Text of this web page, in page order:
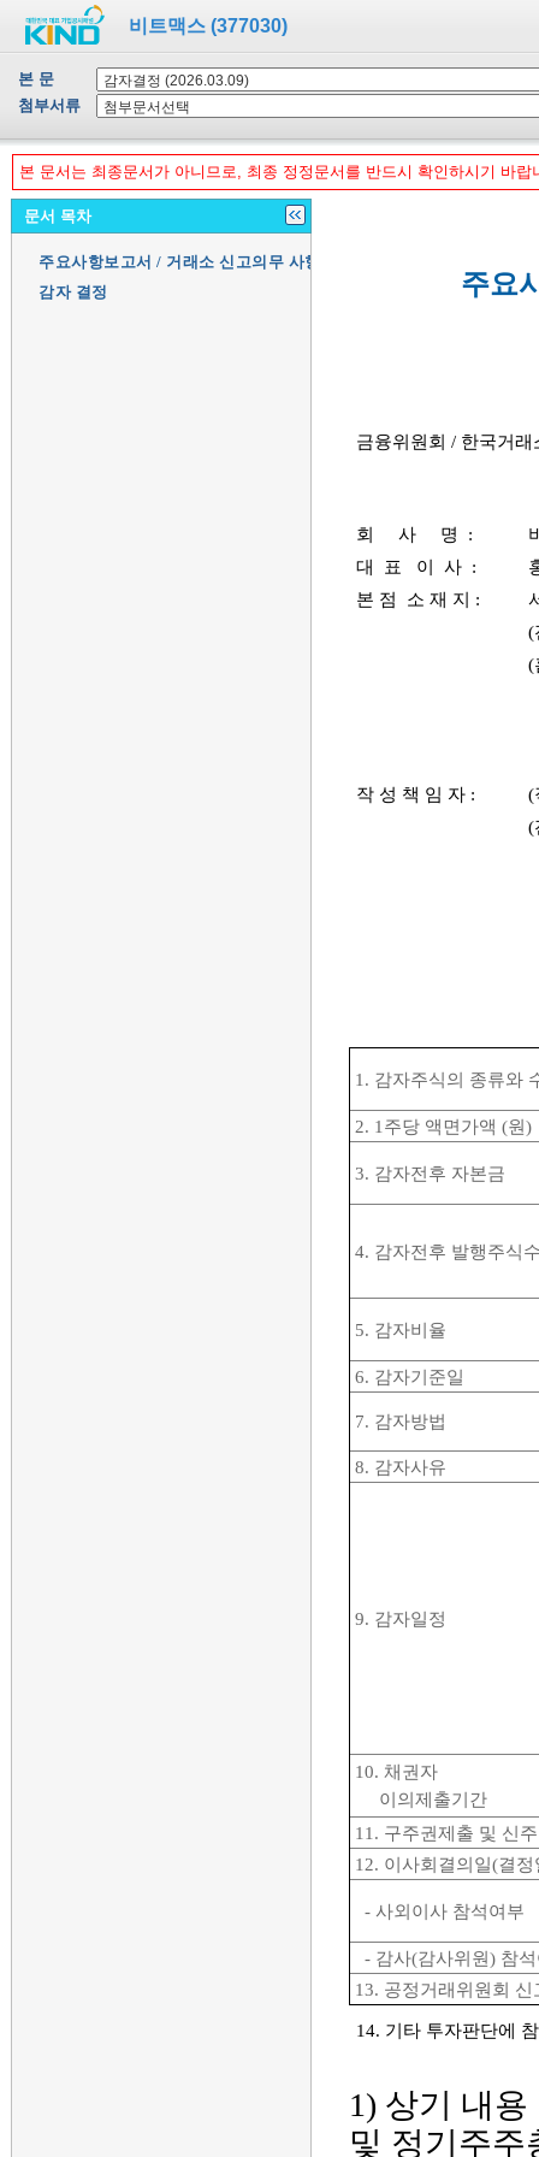
비트맥스 (377030)
본 문
첨부서류
본 문서는 최종문서가 아니므로, 최종 정정문서를 반드시 확인하시기 바랍
문서 목차